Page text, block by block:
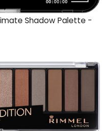
Shadow Palette -